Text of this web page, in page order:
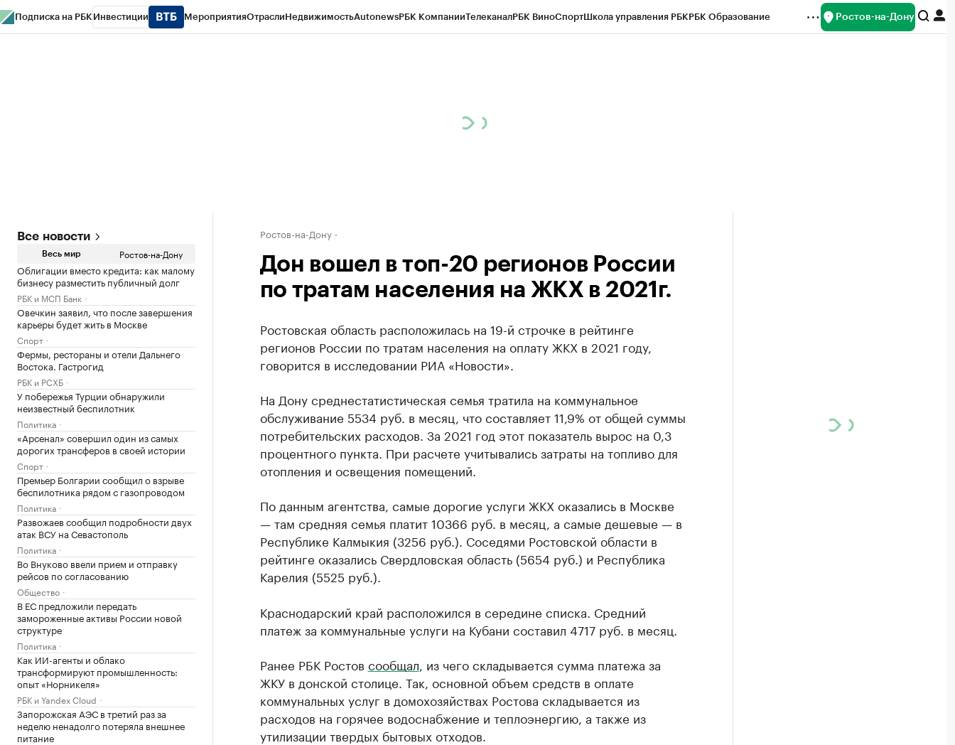
Подписка на РБК Инвестиции МероприятияОтраслиНедвижимостьAutonewsРБК КомпанииТелеканалРБК ВиноСпортШкола управления РБКРБК Образование Ростов-на-Дону
Все новости
Весь мир Ростов-на-Дону
Облигации вместо кредита: как малому
бизнесу разместить публичный долг
РБК и МСП Банк
Овечкин заявил, что после завершения
карьеры будет жить в Москве
Спорт
Фермы, рестораны и отели Дальнего
Востока. Гастрогид
РБК и РСХБ
У побережья Турции обнаружили
неизвестный беспилотник
Политика
«Арсенал» совершил один из самых
дорогих трансферов в своей истории
Спорт
Премьер Болгарии сообщил о взрыве
беспилотника рядом с газопроводом
Политика
Развожаев сообщил подробности двух
атак ВСУ на Севастополь
Политика
Во Внуково ввели прием и отправку
рейсов по согласованию
Общество
В ЕС предложили передать
замороженные активы России новой
структуре
Политика
Как ИИ-агенты и облако
трансформируют промышленность:
опыт «Норникеля»
РБК и Yandex Cloud
Запорожская АЭС в третий раз за
неделю ненадолго потеряла внешнее
питание
Ростов-на-Дону
Дон вошел в топ-20 регионов России
по тратам населения на ЖКХ в 2021г.
Ростовская область расположилась на 19-й строчке в рейтинге
регионов России по тратам населения на оплату ЖКХ в 2021 году,
говорится в исследовании РИА «Новости».
На Дону среднестатистическая семья тратила на коммунальное
обслуживание 5534 руб. в месяц, что составляет 11,9% от общей суммы
потребительских расходов. За 2021 год этот показатель вырос на 0,3
процентного пункта. При расчете учитывались затраты на топливо для
отопления и освещения помещений.
По данным агентства, самые дорогие услуги ЖКХ оказались в Москве
— там средняя семья платит 10366 руб. в месяц, а самые дешевые — в
Республике Калмыкия (3256 руб.). Соседями Ростовской области в
рейтинге оказались Свердловская область (5654 руб.) и Республика
Карелия (5525 руб.).
Краснодарский край расположился в середине списка. Средний
платеж за коммунальные услуги на Кубани составил 4717 руб. в месяц.
Ранее РБК Ростов сообщал , из чего складывается сумма платежа за
ЖКУ в донской столице. Так, основной объем средств в оплате
коммунальных услуг в домохозяйствах Ростова складывается из
расходов на горячее водоснабжение и теплоэнергию, а также из
утилизации твердых бытовых отходов.